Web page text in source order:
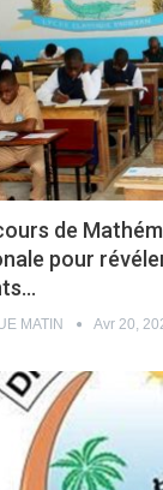
de
pour
MATIN Avr 20,